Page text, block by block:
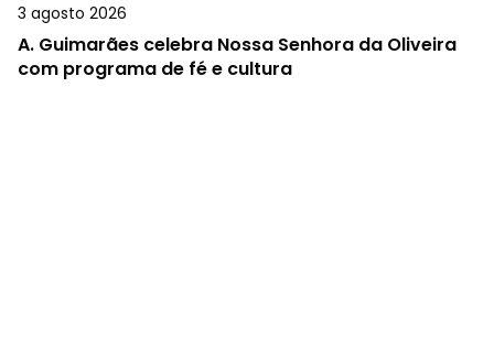
3 agosto 2026
A. Guimarães celebra Nossa Senhora da Oliveira
com programa de fé e cultura